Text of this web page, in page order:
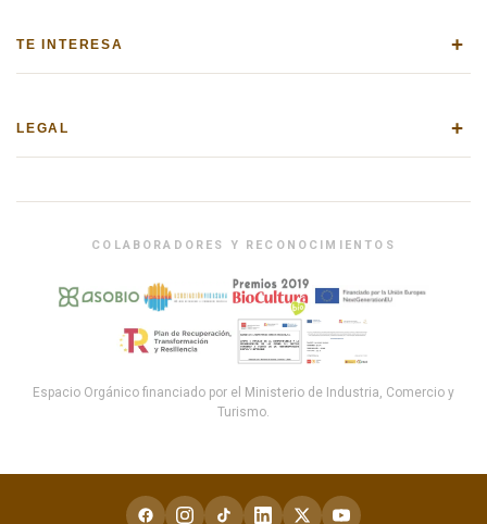
TE INTERESA +
LEGAL +
COLABORADORES Y RECONOCIMIENTOS
Espacio Orgánico financiado por el Ministerio de Industria, Comercio y
Turismo.